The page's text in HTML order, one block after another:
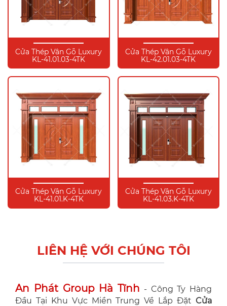
Cửa Thép Vân Gỗ Luxury
KL-41.01.03-4TK
Cửa Thép Vân Gỗ Luxury
KL-42.01.03-4TK
Cửa Thép Vân Gỗ Luxury
KL-41.01.K-4TK
Cửa Thép Vân Gỗ Luxury
KL-41.03.K-4TK
LIÊN HỆ VỚI CHÚNG TÔI
An Phát Group Hà Tĩnh - Công Ty Hàng
Đầu Tại Khu Vực Miền Trung Về Lắp Đặt Cửa